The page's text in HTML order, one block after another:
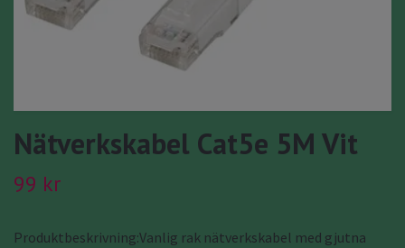
Nätverkskabel Cat5e 5M Vit
99 kr
Produktbeskrivning:Vanlig rak nätverkskabel med gjutna